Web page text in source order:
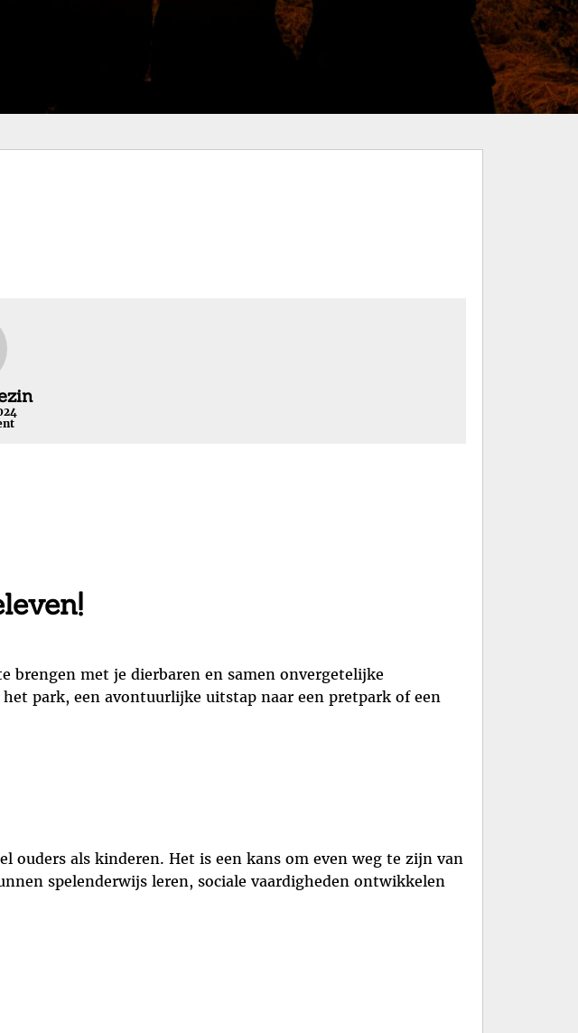
brengen met je dierbaren en samen onvergetelijke
park, een avontuurlijke uitstap naar een pretpark of een
ouders als kinderen. Het is een kans om even weg te zijn van
spelenderwijs leren, sociale vaardigheden ontwikkelen